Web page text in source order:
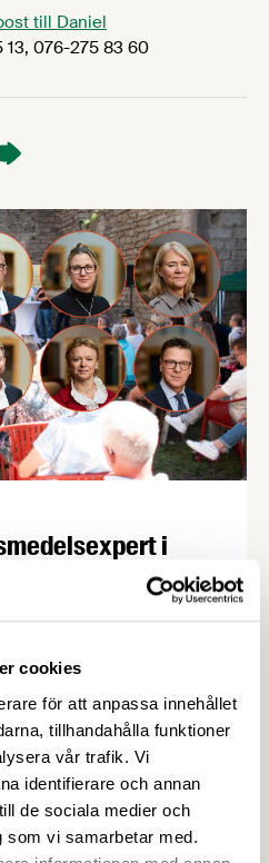
cookies
för att anpassa innehållet
tillhandahålla funktioner
vår trafik. Vi
identifierare och annan
de sociala medier och
som vi samarbetar med.
till Daniel
13, 076-275 83 60
i
experter inom allt från
ekonomi, FOI,
och många av dem
år. Så tveka inte att höra
kunskap och
eller seminarium!
är det än …